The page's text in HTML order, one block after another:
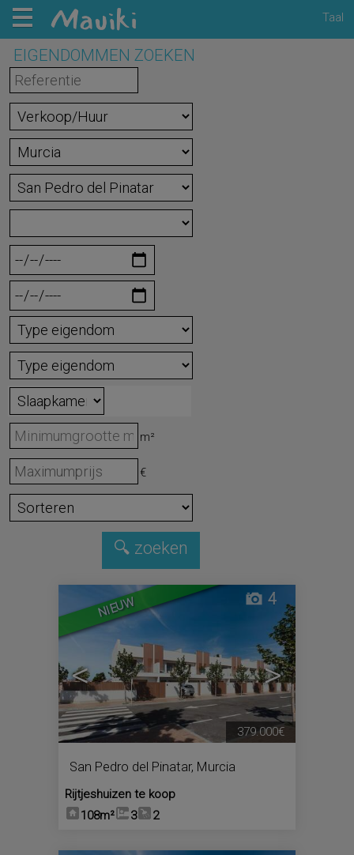
Taal
EIGENDOMMEN ZOEKEN
m²
€
NIEUW
< >
4
San Pedro del Pinatar, Murcia
Rijtjeshuizen te koop
108m²
3 2
379.000€